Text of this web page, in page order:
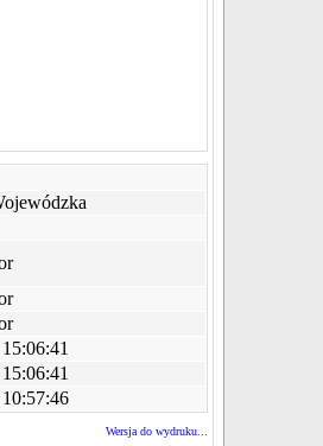
Wersja do wydruku...